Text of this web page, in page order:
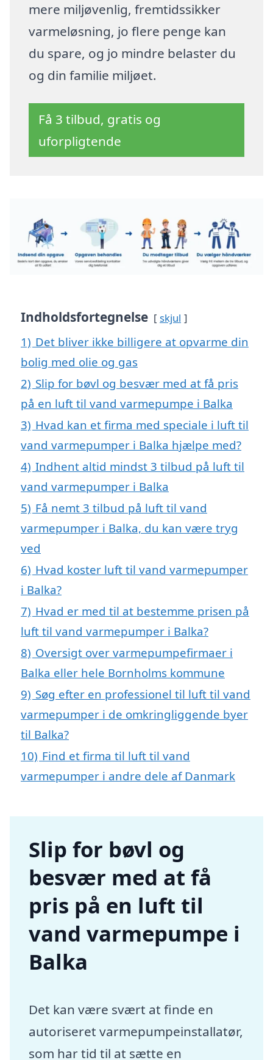
mere miljøvenlig, fremtidssikker
varmeløsning, jo flere penge kan
du spare, og jo mindre belaster du
og din familie miljøet.
Få 3 tilbud, gratis og
uforpligtende
Indholdsfortegnelse skjul
1) Det bliver ikke billigere at opvarme din
bolig med olie og gas
2) Slip for bøvl og besvær med at få pris
på en luft til vand varmepumpe i Balka
3) Hvad kan et firma med speciale i luft til
vand varmepumper i Balka hjælpe med?
4) Indhent altid mindst 3 tilbud på luft til
vand varmepumper i Balka
5) Få nemt 3 tilbud på luft til vand
varmepumper i Balka, du kan være tryg
ved
6) Hvad koster luft til vand varmepumper
i Balka?
7) Hvad er med til at bestemme prisen på
luft til vand varmepumper i Balka?
8) Oversigt over varmepumpefirmaer i
Balka eller hele Bornholms kommune
9) Søg efter en professionel til luft til vand
varmepumper i de omkringliggende byer
til Balka?
10) Find et firma til luft til vand
varmepumper i andre dele af Danmark
Slip for bøvl og
besvær med at få
pris på en luft til
vand varmepumpe i
Balka
Det kan være svært at finde en
autoriseret varmepumpeinstallatør,
som har tid til at sætte en